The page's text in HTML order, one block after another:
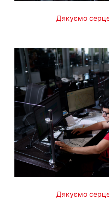
Дякуємо
Дякуємо